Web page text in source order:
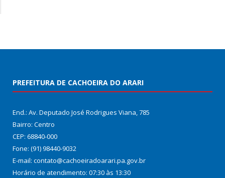
PREFEITURA DE CACHOEIRA DO ARARI
End.: Av. Deputado José Rodrigues Viana, 785
Bairro: Centro
CEP: 68840-000
Fone: (91) 98440-9032
E-mail: contato@cachoeiradoarari.pa.gov.br
Horário de atendimento: 07:30 às 13:30